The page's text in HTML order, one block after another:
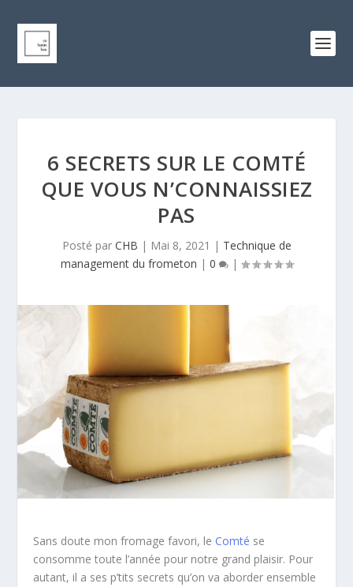
6 SECRETS SUR LE COMTÉ
QUE VOUS N’CONNAISSIEZ
PAS
Posté par CHB | Mai 8, 2021 | Technique de
management du frometon | 0 |
Sans doute mon fromage favori, le Comté se
consomme toute l’année pour notre grand plaisir. Pour
autant, il a ses p’tits secrets qu’on va aborder ensemble